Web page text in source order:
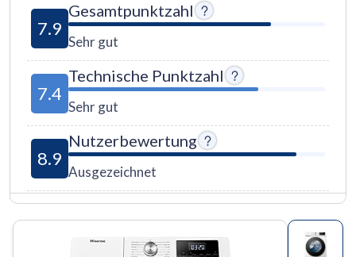
7.9
Gesamtpunktzahl
Sehr gut
7.4
Technische Punktzahl
Sehr gut
8.9
Nutzerbewertung
Ausgezeichnet